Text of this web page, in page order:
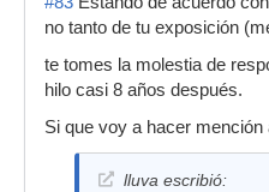
no tanto de tu exposición
te tomes la molestia de
hilo casi 8 años después.
Si que voy a hacer mención
lluva escribió: